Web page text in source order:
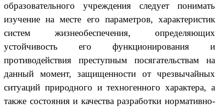
образовательного учреждения следует понимать
изучение на месте его параметров, характеристик
систем жизнеобеспечения, определяющих
устойчивость его функционирования и
противодействия преступным посягательствам на
данный момент, защищенности от чрезвычайных
ситуаций природного и техногенного характера, а
также состояния и качества разработки нормативно-